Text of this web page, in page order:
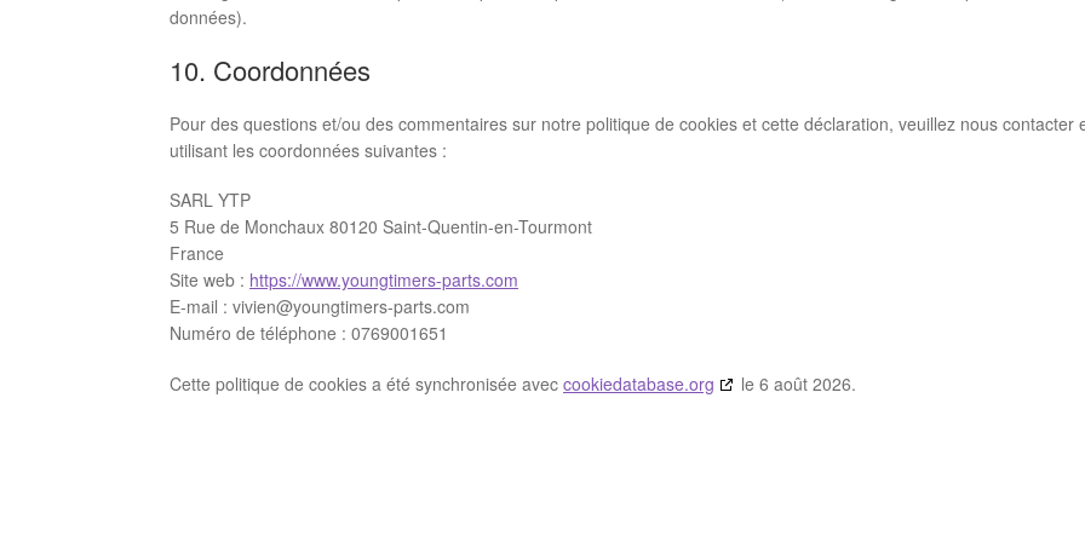
données).
10. Coordonnées
Pour des questions et/ou des commentaires sur notre politique de cookies et cette déclaration, veuillez nous contacter
utilisant les coordonnées suivantes :
SARL YTP
5 Rue de Monchaux 80120 Saint-Quentin-en-Tourmont
France
Site web : https://www.youngtimers-parts.com
E-mail :vivien@youngtimers-parts.com
Numéro de téléphone : 0769001651
Cette politique de cookies a été synchronisée aveccookiedatabase.org le 6 août 2026.